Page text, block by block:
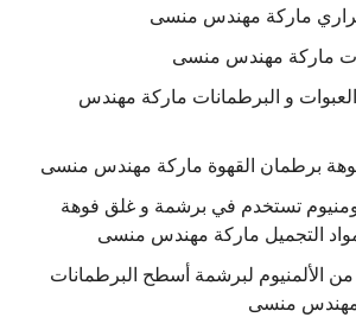
ماركة مهندس منسى
ماركة مهندس منسى
و البرطمانات ماركة مهندس
برطمان القهوة ماركة مهندس منسى
تستخدم في برشمة و غلق فوهة
التجميل ماركة مهندس منسى
الألمنيوم لبرشمة أسطح البرطمانات
منسى